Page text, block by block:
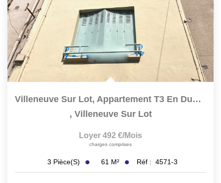
Villeneuve Sur Lot, Appartement T3 En Duplex De 61 M² Situé...
, Villeneuve Sur Lot
Loyer 492 €/mois
charges comprises
3 Pièce(s) 61 M² Réf : 4571-3